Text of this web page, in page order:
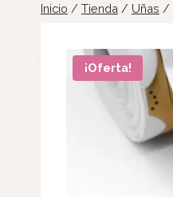
Inicio / Tienda / Uñas /
¡Oferta!